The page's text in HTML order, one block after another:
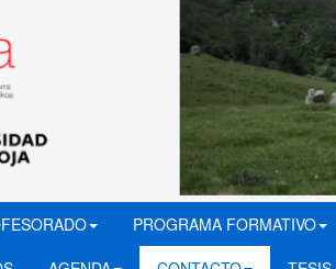
PROGRAMA FORMATIVO